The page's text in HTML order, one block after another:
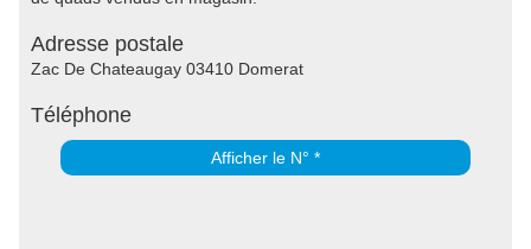
Adresse postale
Zac De Chateaugay 03410 Domerat
Téléphone
Afficher le N° *